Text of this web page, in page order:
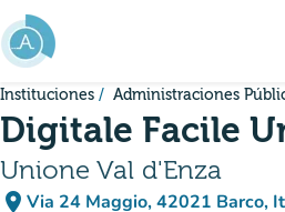
Ir al contenido principal
Instituciones Administraciones
Digitale Facile
Unione Val d'Enza
place Via 24 Maggio, 42021 Barco,